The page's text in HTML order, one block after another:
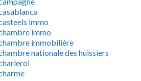
immo
immo
immobilière
nationale des huissiers